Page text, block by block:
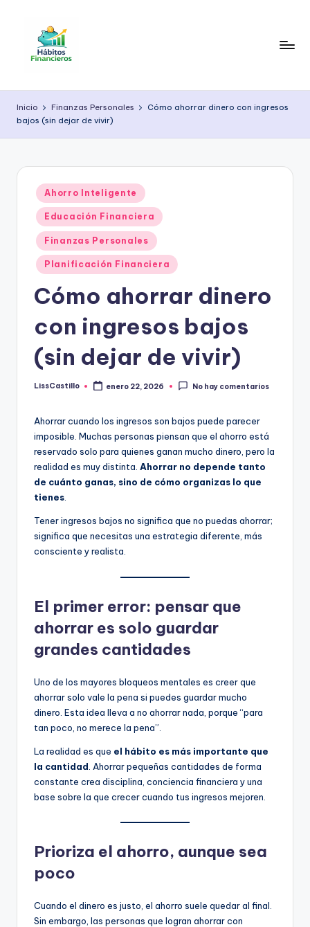
contenido
á
b
o
práctica
ahorrar
mejor
construir
estabilidad
económica
largo
plazo.
Inicio Finanzas Personales
Cómo ahorrar dinero con ingresos
bajos (sin dejar de vivir)
Publicado
en
Ahorro Inteligente
Educación Financiera
Finanzas Personales
Planificación Financiera
Cómo ahorrar dinero
con ingresos bajos
(sin dejar de vivir)
Publicado
LissCastillo enero 22, 2026 No hay comentarios
Ahorrar cuando los ingresos son bajos puede parecer
imposible. Muchas personas piensan que el ahorro está
reservado solo para quienes ganan mucho dinero, pero la
realidad es muy distinta. Ahorrar no depende tanto
de cuánto ganas, sino de cómo organizas lo que
tienes.
Tener ingresos bajos no significa que no puedas ahorrar;
significa que necesitas una estrategia diferente, más
consciente y realista.
El primer error: pensar que
ahorrar es solo guardar
grandes cantidades
Uno de los mayores bloqueos mentales es creer que
ahorrar solo vale la pena si puedes guardar mucho
dinero. Esta idea lleva a no ahorrar nada, porque “para
tan poco, no merece la pena”.
La realidad es que el hábito es más importante que
la cantidad . Ahorrar pequeñas cantidades de forma
constante crea disciplina, conciencia financiera y una
base sobre la que crecer cuando tus ingresos mejoren.
Prioriza el ahorro, aunque sea
poco
Cuando el dinero es justo, el ahorro suele quedar al final.
Sin embargo, las personas que logran ahorrar con